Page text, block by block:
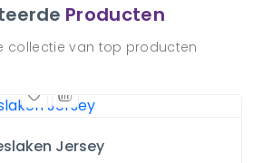
Producten
collectie van top producten
Jersey